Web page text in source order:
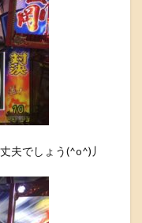
夫でしょう(^o^)丿